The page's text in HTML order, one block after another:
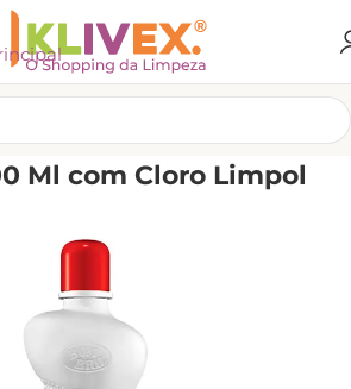
PARA A CASA/LIMPADORES
Ml com Cloro Limpol